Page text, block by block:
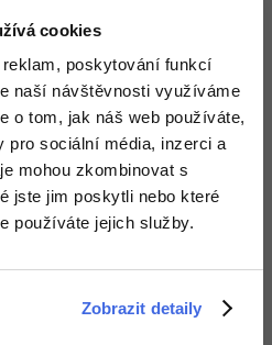
cookies
poskytování funkcí
naší návštěvnosti využíváme
o tom, jak náš web používáte,
sociální média, inzerci a
mohou zkombinovat s
jste jim poskytli nebo které
používáte jejich služby.
Zobrazit detaily
po značených
cyklotrasách, na kterých
vedou přes zajímavá
redakce Mapy.cz
Hlavní důvod uveřejnění
a četnost používání této
pouze na webu.